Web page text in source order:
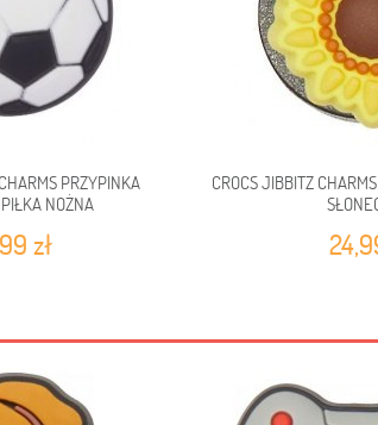
PRZYPINKA
NOŻNA
zł
CROCS JIBBITZ